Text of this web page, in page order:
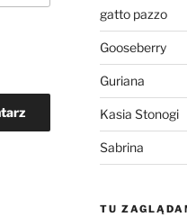
gatto pazzo
Gooseberry
Guriana
Kasia Stonogi
Sabrina
TU